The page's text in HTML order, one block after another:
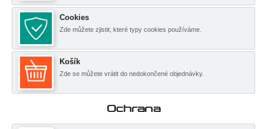
Cookies
Zde můžete zjistit, které typy cookies používáme.
Košík
Zde se můžete vrátit do nedokončené objednávky.
Ochrana